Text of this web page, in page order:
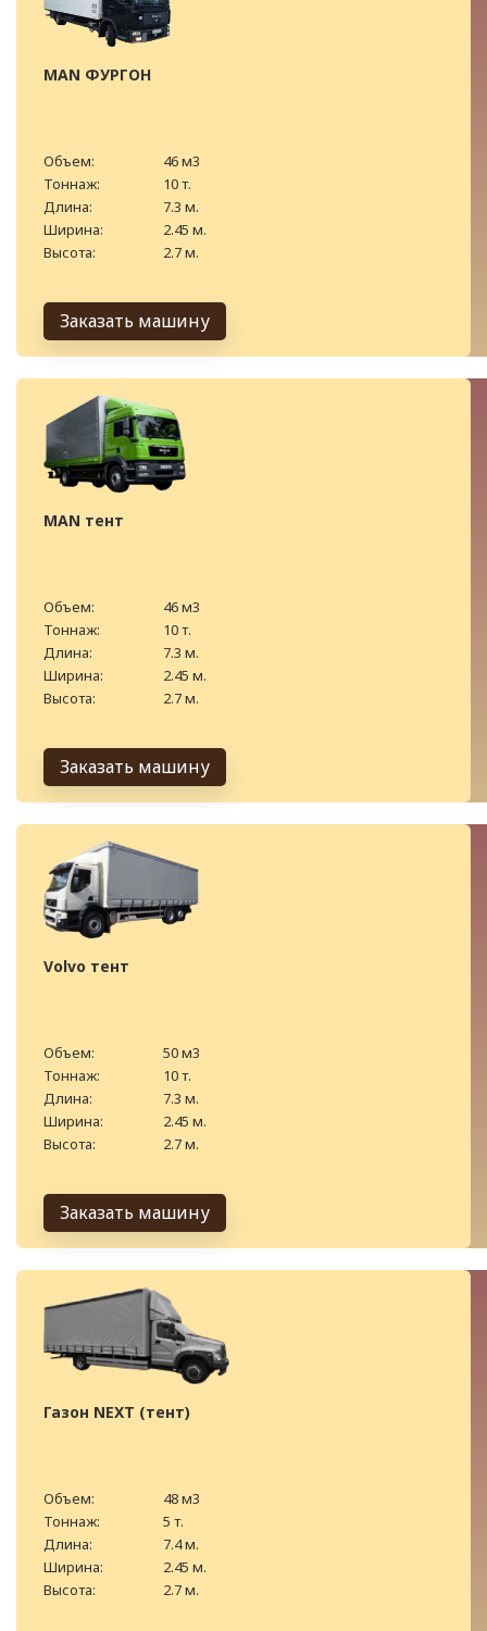
MAN ФУРГОН
Объем:
46 м3
Тоннаж:
10 т.
Длина:
7.3 м.
Ширина:
2.45 м.
Высота:
2.7 м.
Заказать машину
MAN тент
Объем:
46 м3
Тоннаж:
10 т.
Длина:
7.3 м.
Ширина:
2.45 м.
Высота:
2.7 м.
Заказать машину
Volvo тент
Объем:
50 м3
Тоннаж:
10 т.
Длина:
7.3 м.
Ширина:
2.45 м.
Высота:
2.7 м.
Заказать машину
Газон NEXT (тент)
Объем:
48 м3
Тоннаж:
5 т.
Длина:
7.4 м.
Ширина:
2.45 м.
Высота:
2.7 м.